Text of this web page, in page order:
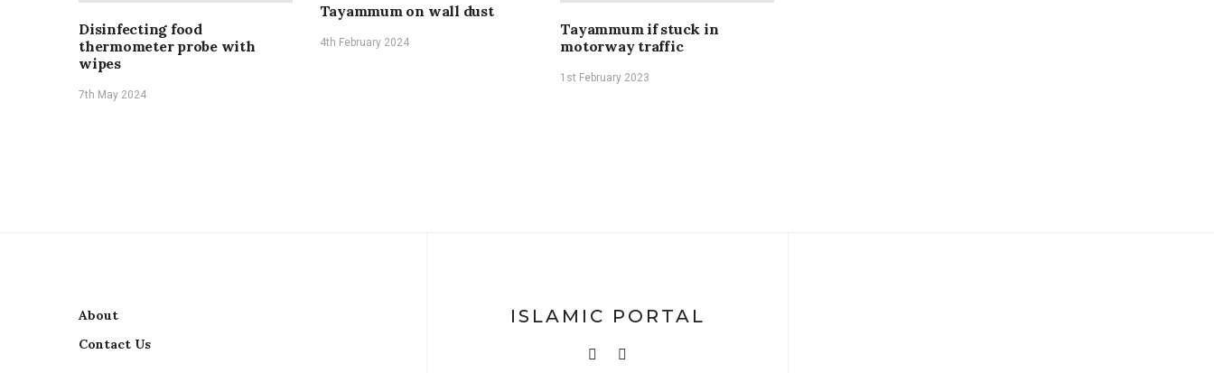
Disinfecting food
thermometer probe with
wipes
7th May 2024
Tayammum on wall dust
4th February 2024
Tayammum if stuck in
motorway traffic
1st February 2023
About
Contact Us
ISLAMIC PORTAL